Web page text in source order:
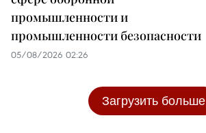
промышленности и
промышленности безопасности
05/08/2026 02:26
Загрузить больше